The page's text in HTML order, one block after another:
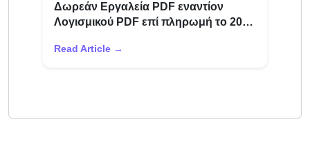
Δωρεάν Εργαλεία PDF εναντίον
Λογισμικού PDF επί πληρωμή το 2026
Read Article →